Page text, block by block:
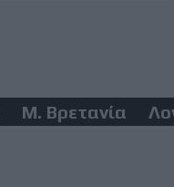
Μ. Βρετανία